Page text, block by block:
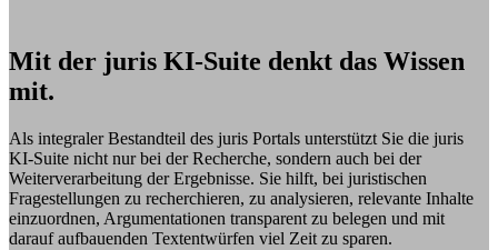
Mit der juris KI-Suite denkt das Wissen
mit.
Als integraler Bestandteil des juris Portals unterstützt Sie die juris
KI-Suite nicht nur bei der Recherche, sondern auch bei der
Weiterverarbeitung der Ergebnisse. Sie hilft, bei juristischen
Fragestellungen zu recherchieren, zu analysieren, relevante Inhalte
einzuordnen, Argumentationen transparent zu belegen und mit
darauf aufbauenden Textentwürfen viel Zeit zu sparen.